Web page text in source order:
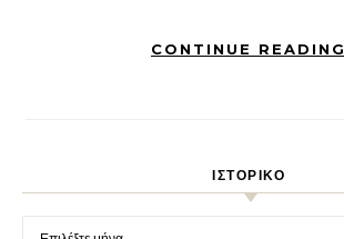
CONTINUE READING
ΙΣΤΟΡΙΚΌ
Ιστορικό